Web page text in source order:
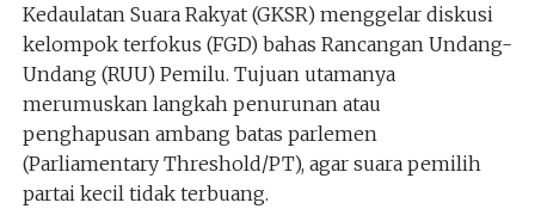
Kedaulatan Suara Rakyat (GKSR) menggelar diskusi
kelompok terfokus (FGD) bahas Rancangan Undang-
Undang (RUU) Pemilu. Tujuan utamanya
merumuskan langkah penurunan atau
penghapusan ambang batas parlemen
(Parliamentary Threshold/PT), agar suara pemilih
partai kecil tidak terbuang.